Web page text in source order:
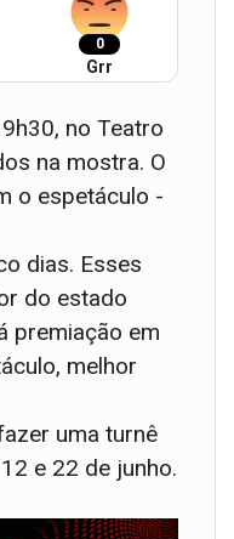
0
Grr
no Teatro
na mostra. O
o espetáculo -
dias. Esses
do estado
premiação em
melhor
uma turnê
e 22 de junho.